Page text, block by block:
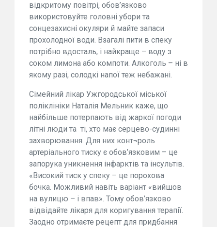
відкритому повітрі, обов’язково
використовуйте головні убори та
сонцезахисні окуляри й майте запаси
прохолодної води. Взагалі пити в спеку
потрібно вдосталь, і найкраще – воду з
соком лимона або компоти. Алкоголь – ні в
якому разі, солодкі напої теж небажані.
Сімейний лікар Ужгородської міської
поліклініки Наталія Мельник каже, що
найбільше потерпають від жаркої погоди
літні люди та ті, хто має серцево-судинні
захворювання. Для них конт¬роль
артеріального тиску є обов’язковим – це
запорука уникнення інфарктів та інсультів.
«Високий тиск у спеку – це порохова
бочка. Можливий навіть варіант «вийшов
на вулицю – і впав». Тому обов’язково
відвідайте лікаря для коригування терапії.
Заодно отримаєте рецепт для придбання